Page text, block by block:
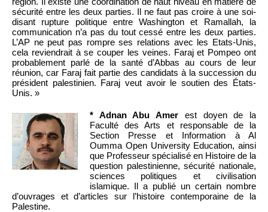
sécurité entre les deux parties. Il ne faut pas croire à une soi-
disant rupture politique entre Washington et Ramallah, la
communication n’a pas du tout cessé entre les deux parties.
L’AP ne peut pas rompre ses relations avec les Etats-Unis,
cela reviendrait à se couper les veines. Faraj et Pompeo ont
probablement parlé de la santé d’Abbas au cours de leur
réunion, car Faraj fait partie des candidats à la succession du
président palestinien. Faraj veut avoir le soutien des États-
Unis. »
* Adnan Abu Amer est doyen de la
Faculté des Arts et responsable de la
Section Presse et Information à Al
Oumma Open University Education, ainsi
que Professeur spécialisé en Histoire de la
question palestinienne, sécurité nationale,
sciences politiques et civilisation
islamique. Il a publié un certain nombre
d’ouvrages et d’articles sur l’histoire contemporaine de la
Palestine.